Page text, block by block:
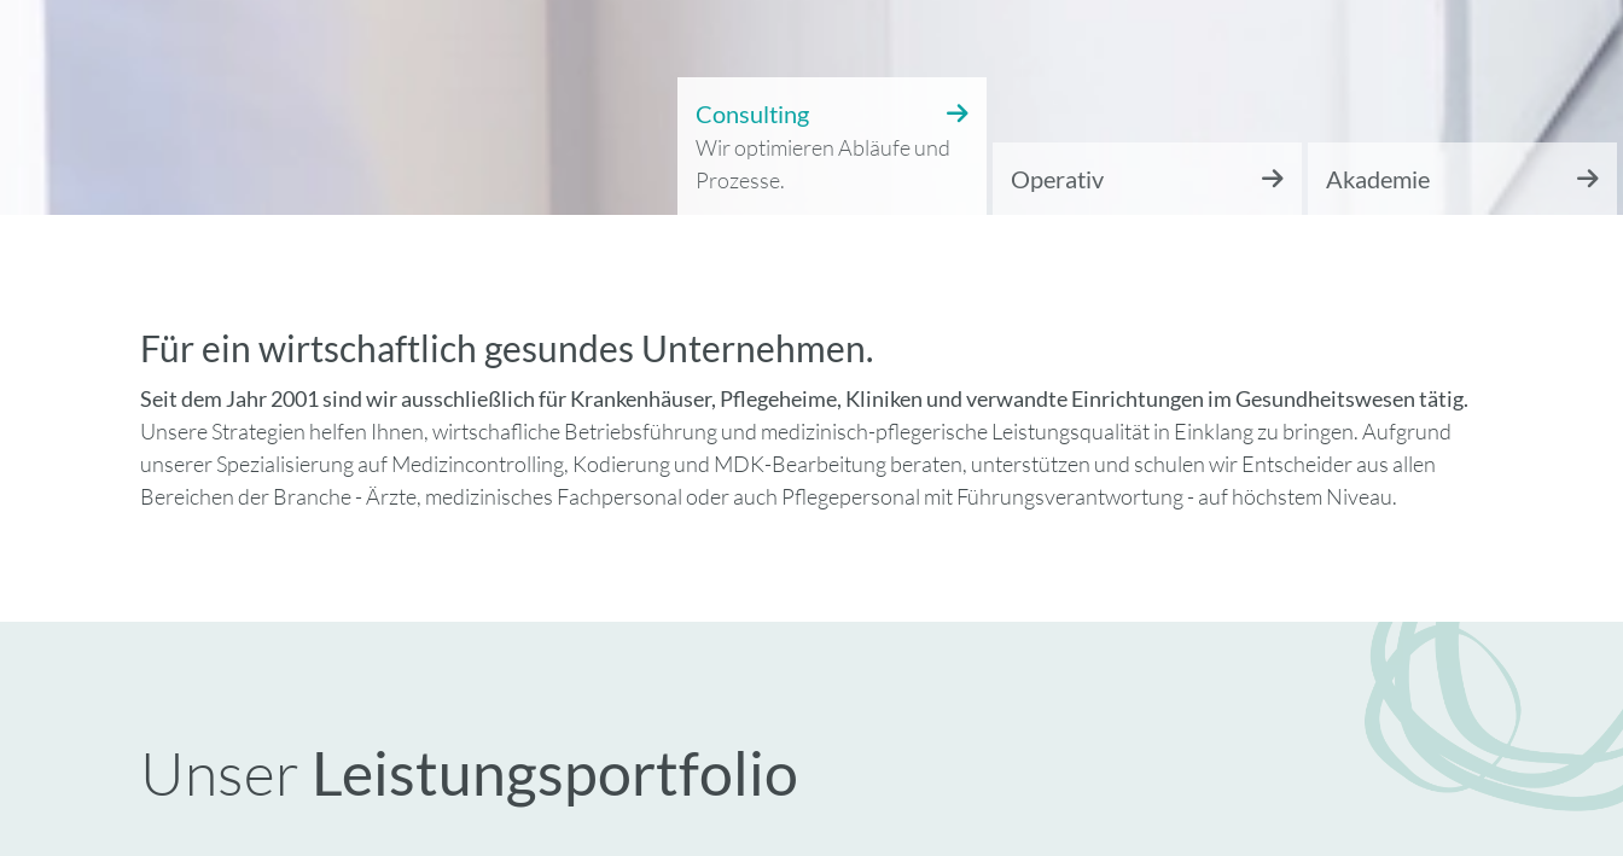
Consulting
Wir optimieren Abläufe und
Prozesse.
Operativ Akademie
Für ein wirtschaftlich gesundes Unternehmen.
Seit dem Jahr 2001 sind wir ausschließlich für Krankenhäuser, Pflegeheime, Kliniken und verwandte Einrichtungen im Gesundheitswesen tätig.
Unsere Strategien helfen Ihnen, wirtschafliche Betriebsführung und medizinisch-pflegerische Leistungsqualität in Einklang zu bringen. Aufgrund
unserer Spezialisierung auf Medizincontrolling, Kodierung und MDK-Bearbeitung beraten, unterstützen und schulen wir Entscheider aus allen
Bereichen der Branche - Ärzte, medizinisches Fachpersonal oder auch Pflegepersonal mit Führungsverantwortung - auf höchstem Niveau.
Unser Leistungsportfolio